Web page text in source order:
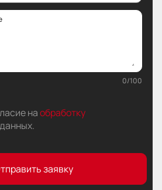
0/100
наобработку
.
заявку